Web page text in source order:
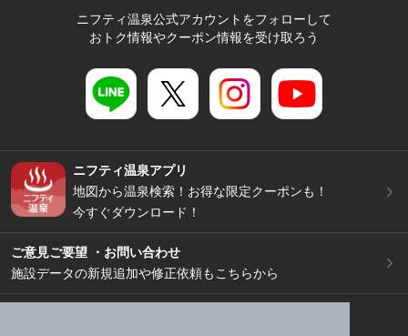
ニフティ温泉公式アカウントをフォローして
おトク情報やクーポン情報を受け取ろう
ニフティ温泉アプリ
地図から温泉検索！お得な限定クーポンも！
今すぐダウンロード！
ご意見ご要望 ・お問い合わせ
施設データの新規追加や修正依頼もこちらから